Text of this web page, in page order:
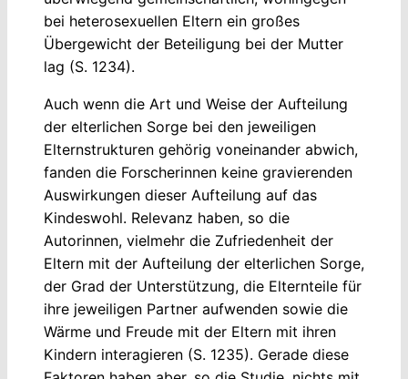
bei heterosexuellen Eltern ein großes
Übergewicht der Beteiligung bei der Mutter
lag (S. 1234).
Auch wenn die Art und Weise der Aufteilung
der elterlichen Sorge bei den jeweiligen
Elternstrukturen gehörig voneinander abwich,
fanden die Forscherinnen keine gravierenden
Auswirkungen dieser Aufteilung auf das
Kindeswohl. Relevanz haben, so die
Autorinnen, vielmehr die Zufriedenheit der
Eltern mit der Aufteilung der elterlichen Sorge,
der Grad der Unterstützung, die Elternteile für
ihre jeweiligen Partner aufwenden sowie die
Wärme und Freude mit der Eltern mit ihren
Kindern interagieren (S. 1235). Gerade diese